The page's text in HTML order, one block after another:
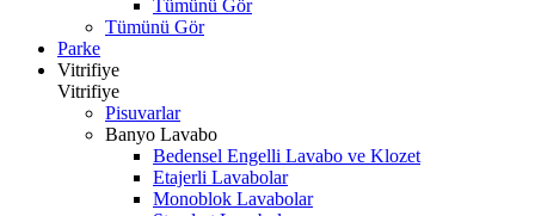
Tümünü Gör
Tümünü Gör
Parke
Vitrifiye
Vitrifiye
Pisuvarlar
Banyo Lavabo
Bedensel Engelli Lavabo ve Klozet
Etajerli Lavabolar
Monoblok Lavabolar